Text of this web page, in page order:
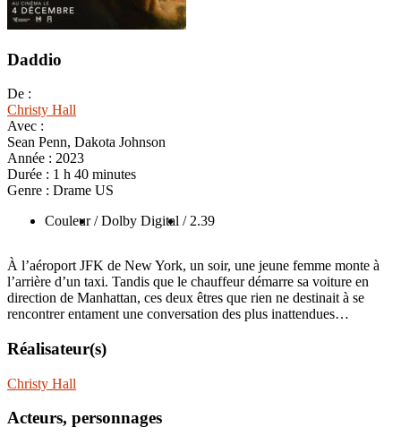
Daddio
De :
Christy Hall
Avec :
Sean Penn, Dakota Johnson
Année : 2023
Durée : 1 h 40 minutes
Genre : Drame US
Couleur / Dolby Digital / 2.39
À l’aéroport JFK de New York, un soir, une jeune femme monte à
l’arrière d’un taxi. Tandis que le chauffeur démarre sa voiture en
direction de Manhattan, ces deux êtres que rien ne destinait à se
rencontrer entament une conversation des plus inattendues…
Réalisateur(s)
Christy Hall
Acteurs, personnages